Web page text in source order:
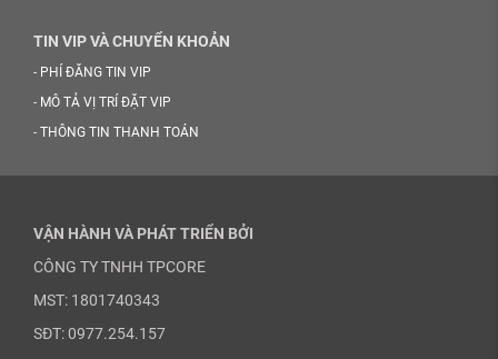
TIN VIP VÀ CHUYỂN KHOẢN
- PHÍ ĐĂNG TIN VIP
- MÔ TẢ VỊ TRÍ ĐẶT VIP
- THÔNG TIN THANH TOÁN
VẬN HÀNH VÀ PHÁT TRIỂN BỞI
CÔNG TY TNHH TPCORE
MST: 1801740343
SĐT: 0977.254.157